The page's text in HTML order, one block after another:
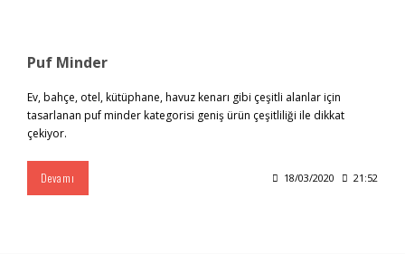
Puf Minder
Ev, bahçe, otel, kütüphane, havuz kenarı gibi çeşitli alanlar için
tasarlanan puf minder kategorisi geniş ürün çeşitliliği ile dikkat
çekiyor.
Devamı 18/03/2020 21:52